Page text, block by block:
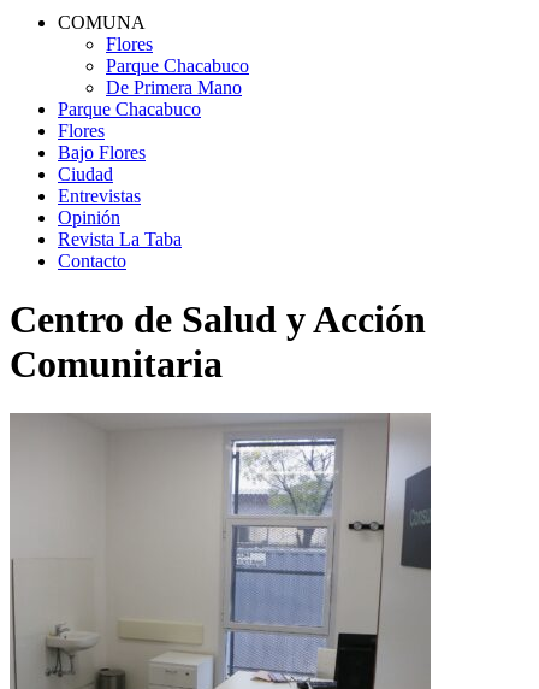
COMUNA
Flores
Parque Chacabuco
De Primera Mano
Parque Chacabuco
Flores
Bajo Flores
Ciudad
Entrevistas
Opinión
Revista La Taba
Contacto
Centro de Salud y Acción
Comunitaria